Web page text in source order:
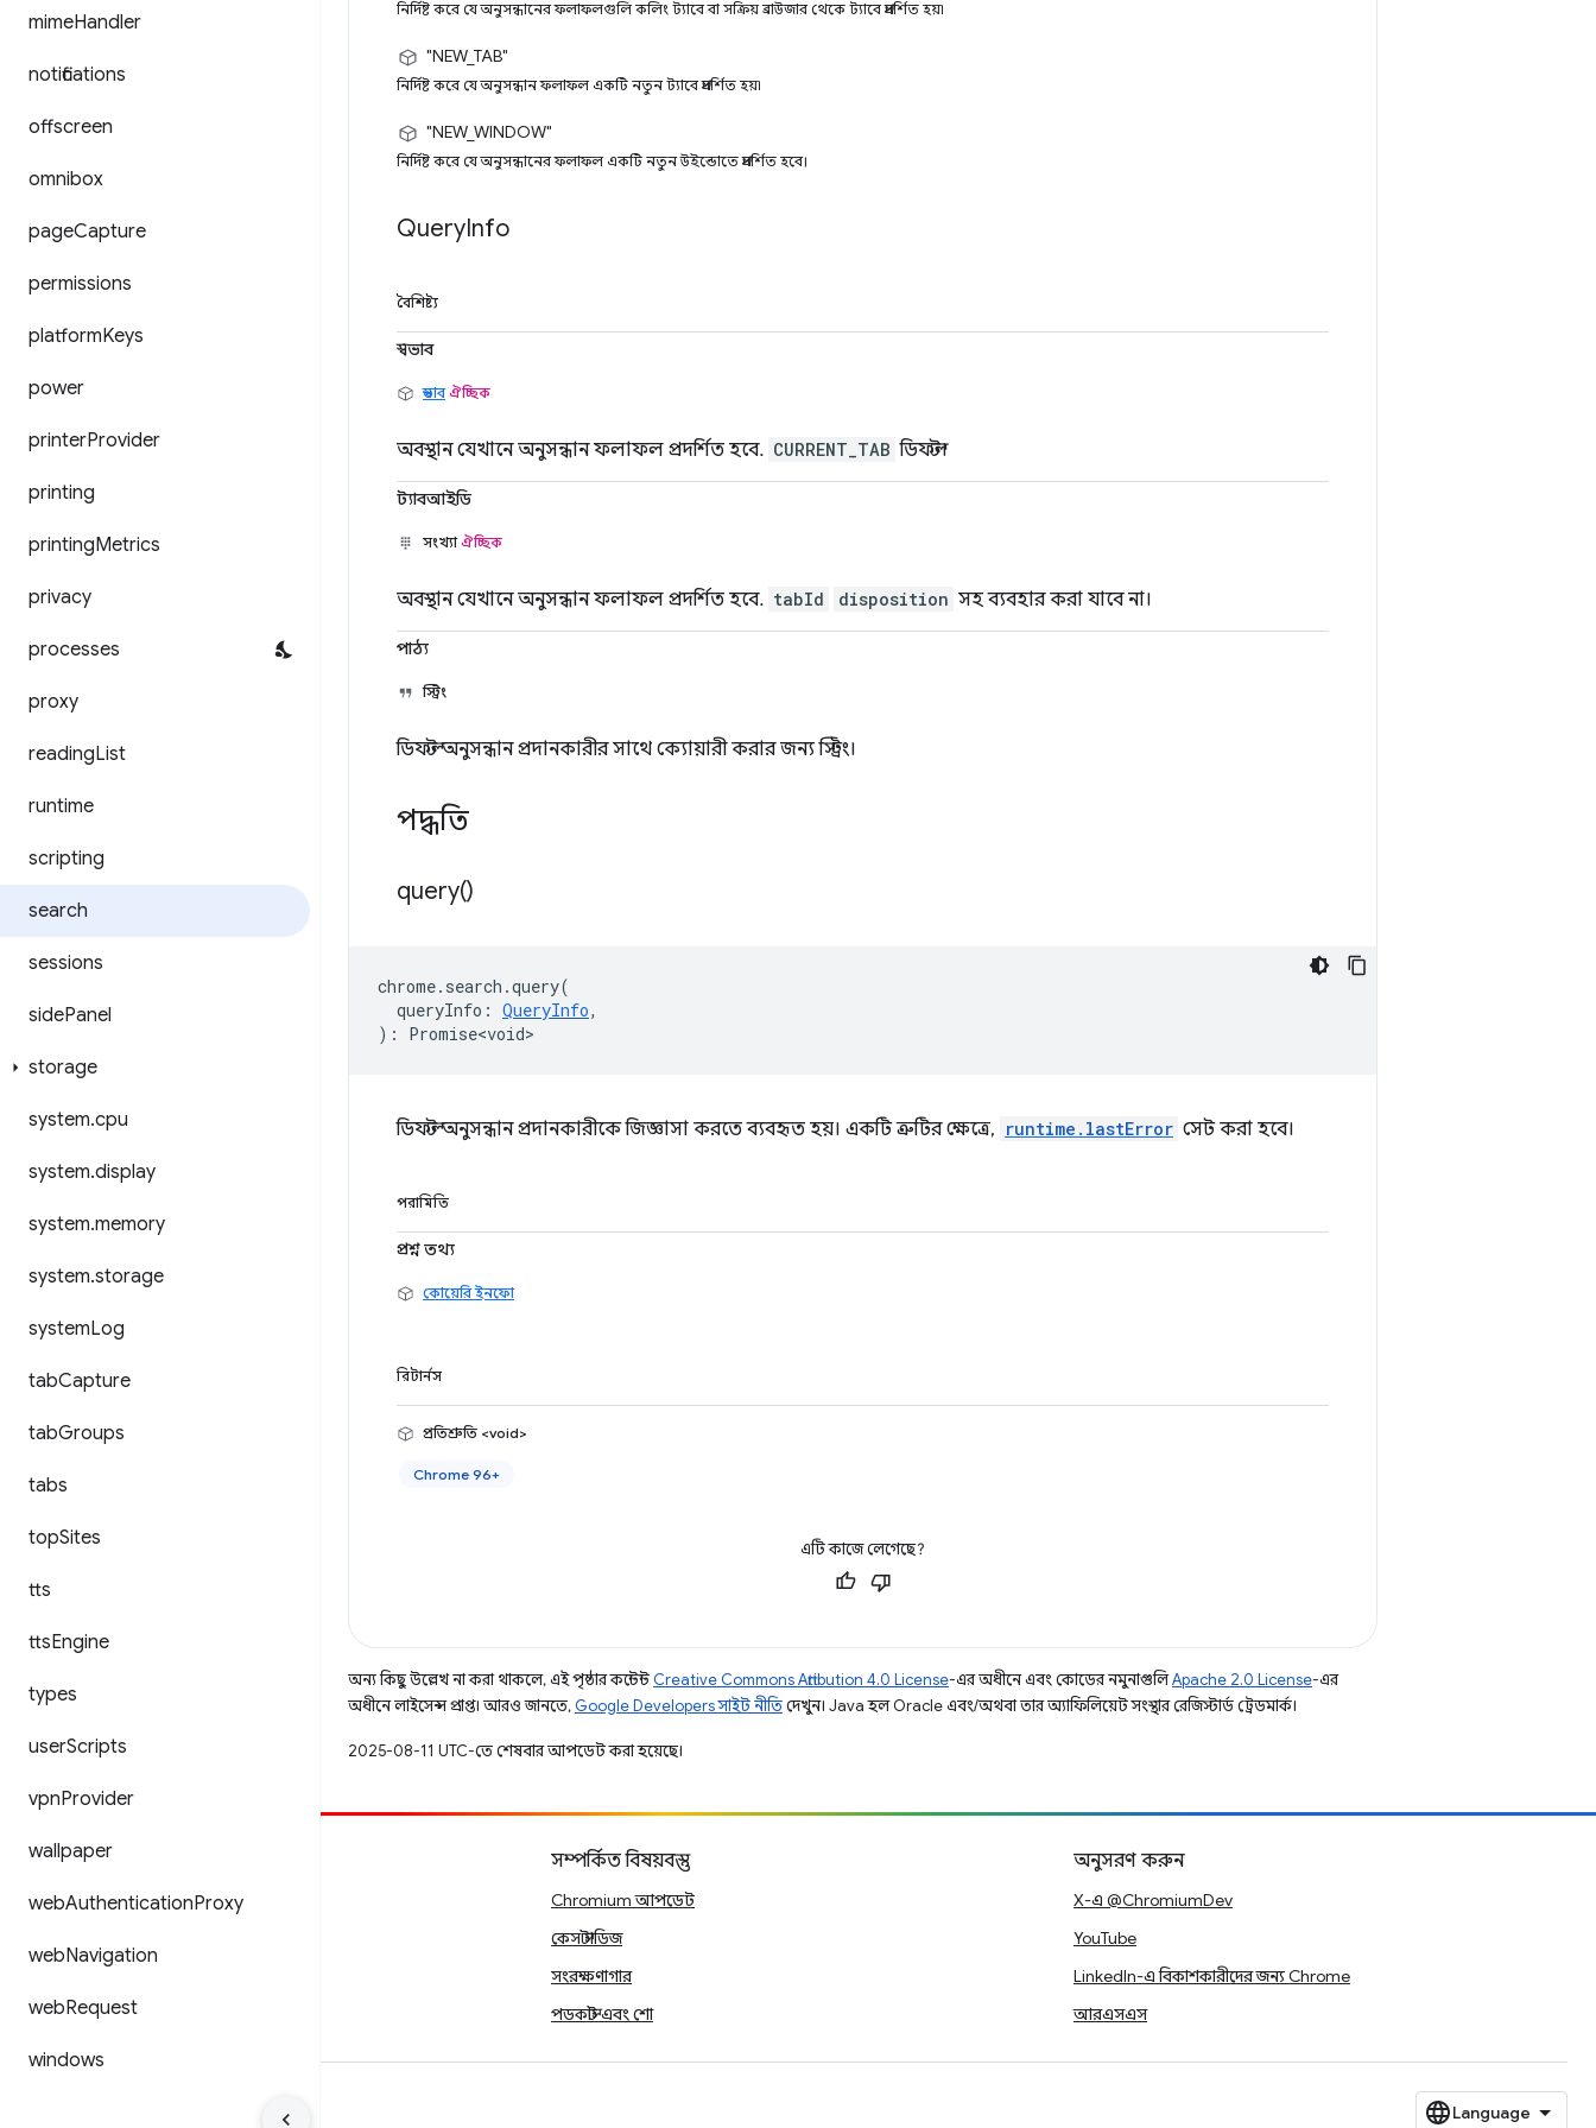
mimeHandler
notifications
offscreen
omnibox
pageCapture
permissions
platformKeys
power
printerProvider
printing
printingMetrics
privacy
processes
proxy
readingList
runtime
scripting
search
sessions
sidePanel
storage
system.cpu
system.display
system.memory
system.storage
systemLog
tabCapture
tabGroups
tabs
topSites
tts
ttsEngine
types
userScripts
vpnProvider
wallpaper
webAuthenticationProxy
webNavigation
webRequest
windows
নির্দিষ্ট করে যে অনুসন্ধানের ফলাফলগুলি কলিং ট্যাবে বা সক্রিয় ব্রাউজার থেকে ট্যাবে প্রদর্শিত হয়৷
"NEW_TAB"
নির্দিষ্ট করে যে অনুসন্ধান ফলাফল একটি নতুন ট্যাবে প্রদর্শিত হয়৷
"NEW_WINDOW"
নির্দিষ্ট করে যে অনুসন্ধানের ফলাফল একটি নতুন উইন্ডোতে প্রদর্শিত হবে।
QueryInfo
বৈশিষ্ট্য
স্বভাব
স্বভাব ঐচ্ছিক
অবস্থান যেখানে অনুসন্ধান ফলাফল প্রদর্শিত হবে. CURRENT_TAB ডিফল্ট।
ট্যাবআইডি
সংখ্যাঐচ্ছিক
অবস্থান যেখানে অনুসন্ধান ফলাফল প্রদর্শিত হবে. tabId disposition সহ ব্যবহার করা যাবে না।
পাঠ্য
স্ট্রিং
ডিফল্ট অনুসন্ধান প্রদানকারীর সাথে ক্যোয়ারী করার জন্য স্ট্রিং।
পদ্ধতি
query()
chrome. search .query(
queryInfo : QueryInfo,
) : Promise<void>
ডিফল্ট অনুসন্ধান প্রদানকারীকে জিজ্ঞাসা করতে ব্যবহৃত হয়। একটি ত্রুটির ক্ষেত্রে, runtime.lastError সেট করা হবে।
পরামিতি
প্রশ্ন তথ্য
কোয়েরি ইনফো
রিটার্নস
প্রতিশ্রুতি <void>
Chrome 96+
এটি কাজে লেগেছে?
অন্য কিছু উল্লেখ না করা থাকলে, এই পৃষ্ঠার কন্টেন্ট Creative Commons Attribution 4.0 License-এর অধীনে এবং কোডের নমুনাগুলিApache 2.0 License-এর
অধীনে লাইসেন্স প্রাপ্ত। আরও জানতে, Google Developers সাইট নীতিদেখুন। Java হল Oracle এবং/অথবা তার অ্যাফিলিয়েট সংস্থার রেজিস্টার্ড ট্রেডমার্ক।
2025-08-11 UTC-তে শেষবার আপডেট করা হয়েছে।
অবদান
একটি বাগ ফাইল করুন
সম্পর্কিত বিষয়বস্তু
Chromium আপডেট
কেস স্টাডিজ
সংরক্ষণাগার
পডকাস্ট এবং শো
অনুসরণ করুন
X-এ @ChromiumDev
YouTube
LinkedIn-এ বিকাশকারীদের জন্য Chrome
আরএসএস
Manage cookies